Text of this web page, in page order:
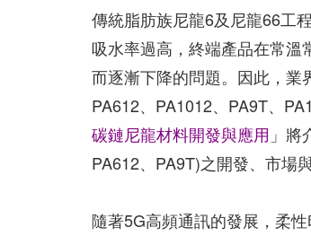
傳統脂肪族尼龍6及尼龍66工
吸水率過高，終端產品在常
而逐漸下降的問題。因此，業
PA612、PA1012、PA9T、
碳鏈尼龍材料開發與應用 」
PA612、PA9T)之開發、市場
隨著5G高頻通訊的發展，柔